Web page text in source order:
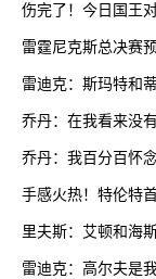
伤完了！今日国王
雷霆尼克斯总决赛
雷迪克：斯玛特和
乔丹：在我看来没
乔丹：我百分百怀
手感火热！特伦特
里夫斯：艾顿和海
雷迪克：高尔夫是